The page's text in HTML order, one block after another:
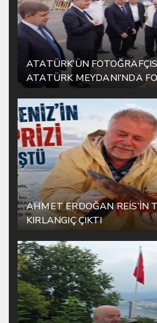
ATATÜRK’ÜN
ATATÜRK MEYDANI’NDA
YAŞATILIYOR
AHMET ERDOĞAN REİS’İN
KIRLANGIÇ ÇIKTI